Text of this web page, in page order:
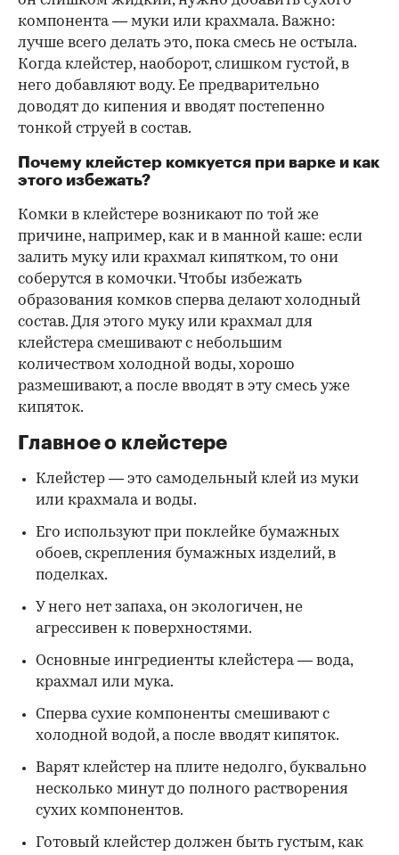
компонента — муки или крахмала. Важно:
лучше всего делать это, пока смесь не остыла.
Когда клейстер, наоборот, слишком густой, в
него добавляют воду. Ее предварительно
доводят до кипения и вводят постепенно
тонкой струей в состав.
Почему клейстер комкуется при варке и как
этого избежать?
Комки в клейстере возникают по той же
причине, например, как и в манной каше: если
залить муку или крахмал кипятком, то они
соберутся в комочки. Чтобы избежать
образования комков сперва делают холодный
состав. Для этого муку или крахмал для
клейстера смешивают с небольшим
количеством холодной воды, хорошо
размешивают, а после вводят в эту смесь уже
кипяток.
Главное о клейстере
Клейстер — это самодельный клей из муки
или крахмала и воды.
Его используют при поклейке бумажных
обоев, скрепления бумажных изделий, в
поделках.
У него нет запаха, он экологичен, не
агрессивен к поверхностями.
Основные ингредиенты клейстера — вода,
крахмал или мука.
Сперва сухие компоненты смешивают с
холодной водой, а после вводят кипяток.
Варят клейстер на плите недолго, буквально
несколько минут до полного растворения
сухих компонентов.
Готовый клейстер должен быть густым, как